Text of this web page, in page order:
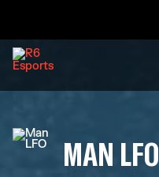
MAN LFO